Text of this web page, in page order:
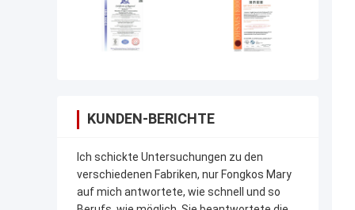
KUNDEN-BERICHTE
Ich schickte Untersuchungen zu den
verschiedenen Fabriken, nur Fongkos Mary
auf mich antwortete, wie schnell und so